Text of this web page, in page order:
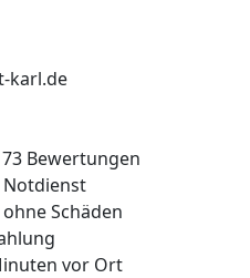
karl.de
Bewertungen
Notdienst
Schäden
vor Ort